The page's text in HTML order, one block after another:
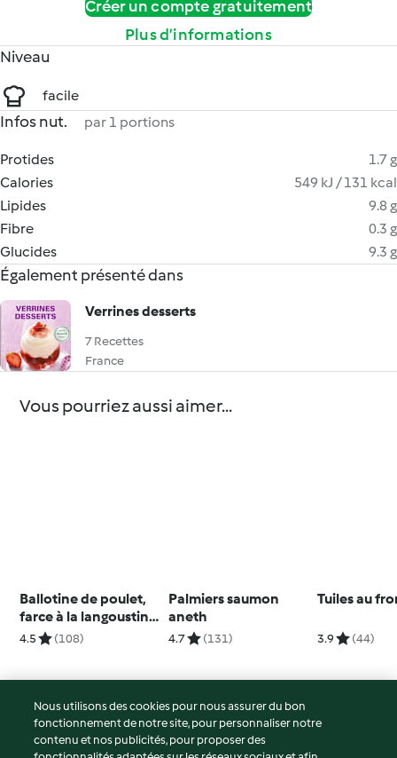
Créer un compte gratuitement
Plus d’informations
Niveau
facile
Infos nut. par 1 portions
Protides
1.7 g
Calories
549 kJ / 131 kcal
Lipides
9.8 g
Fibre
0.3 g
Glucides
9.3 g
Également présenté dans
Verrines desserts
7 Recettes
France
Vous pourriez aussi aimer...
Ballotine de poulet,
farce à la langoustine
et sauce chorizo
4.5 (108)
Palmiers saumon
aneth
4.7 (131)
Tuiles au
3.9 (44)
© Copyright 2026
Nous utilisons des cookies pour nous assurer du bon
fonctionnement de notre site, pour personnaliser notre
contenu et nos publicités, pour proposer des